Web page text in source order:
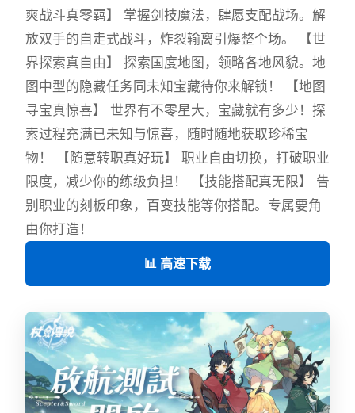
爽战斗真零羁】 掌握剑技魔法，肆愿支配战场。解
放双手的自走式战斗，炸裂输离引爆整个场。 【世
界探索真自由】 探索国度地图，领略各地风貌。地
图中型的隐藏任务同未知宝藏待你来解锁！ 【地图
寻宝真惊喜】 世界有不零星大，宝藏就有多少！探
索过程充满已未知与惊喜，随时随地获取珍稀宝
物！ 【随意转职真好玩】 职业自由切换，打破职业
限度，减少你的练级负担！ 【技能搭配真无限】 告
别职业的刻板印象，百变技能等你搭配。专属要角
由你打造！
📊 高速下载